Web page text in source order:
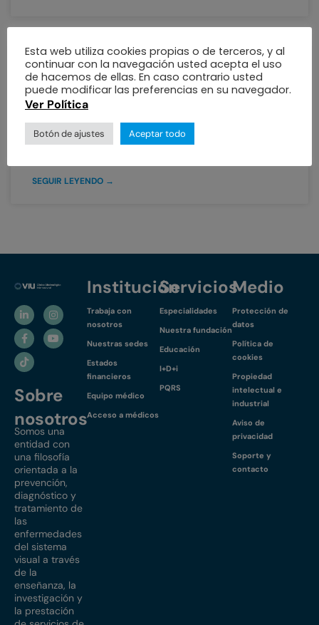
Epidemia de Conjuntivitis
Alerta por brote de conjuntivitis en la ciudad de
Barranquilla El Observatorio epidemiológico de la
Clínica Oftalmológica del Caribe, alerta a la
población de Barranquilla,
SEGUIR LEYENDO →
Sobre
nosotros
Somos una
entidad con
una filosofía
orientada a la
prevención,
diagnóstico y
tratamiento de
las
enfermedades
del sistema
visual a través
de la
enseñanza, la
investigación y
la prestación
Institución
Trabaja con
nosotros
Nuestras sedes
Estados
financieros
Equipo médico
Acceso a médicos
Servicios
Especialidades
Nuestra fundación
Educación
I+D+i
PQRS
Medio
Protección de
datos
Política de
cookies
Propiedad
intelectual e
industrial
Aviso de
privacidad
Soporte y
contacto
Esta web utiliza cookies propias o de terceros, y al
continuar con la navegación usted acepta el uso
de hacemos de ellas. En caso contrario usted
puede modificar las preferencias en su navegador.
Ver Política
Botón de ajustes Aceptar todo